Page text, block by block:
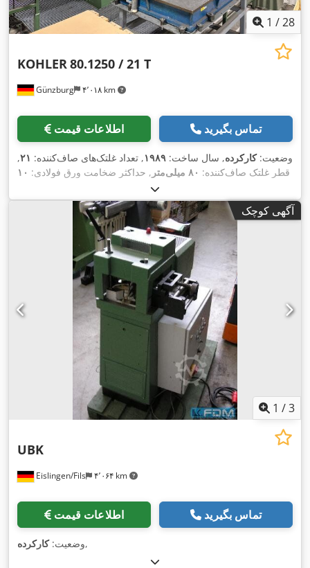
1 /28
Günzburg ۴٬۰۱۸ km
KOHLER 80.1250 / 21 T
اطلاعات قیمت تماس بگیرید
وضعیت:کارکرده, سال ساخت: ۱۹۸۹, تعداد غلتک‌های صاف‌کننده: ۲۱,
قطر غلتک صاف‌کننده: ۸۰ میلی‌متر , حداکثر ضخامت ورق فولادی: ۱۰
, حداکثر عرض محصول:
آگهی کوچک
1 /3
Eislingen/Fils ۴٬۰۶۴ km
UBK
اطلاعات قیمت تماس بگیرید
وضعیت:کارکرده ,